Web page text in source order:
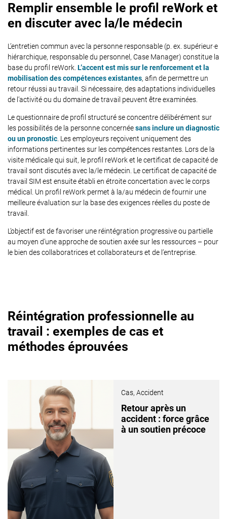
Remplir ensemble le profil reWork et
en discuter avec la/le médecin
L’entretien commun avec la personne responsable (p. ex. supérieur·e
hiérarchique, responsable du personnel, Case Manager) constitue la
base du profil reWork. L’accent est mis sur le renforcement et la
mobilisation des compétences existantes, afin de permettre un
retour réussi au travail. Si nécessaire, des adaptations individuelles
de l’activité ou du domaine de travail peuvent être examinées.
Le questionnaire de profil structuré se concentre délibérément sur
les possibilités de la personne concernéesans inclure un diagnostic
ou un pronostic . Les employeurs reçoivent uniquement des
informations pertinentes sur les compétences restantes. Lors de la
visite médicale qui suit, le profil reWork et le certificat de capacité de
travail sont discutés avec la/le médecin. Le certificat de capacité de
travail SIM est ensuite établi en étroite concertation avec le corps
médical. Un profil reWork permet à la/au médecin de fournir une
meilleure évaluation sur la base des exigences réelles du poste de
travail.
L’objectif est de favoriser une réintégration progressive ou partielle
au moyen d’une approche de soutien axée sur les ressources – pour
le bien des collaboratrices et collaborateurs et de l’entreprise.
Réintégration professionnelle au
travail : exemples de cas et
méthodes éprouvées
Cas, Accident
Retour après un
accident : force grâce
à un soutien précoce